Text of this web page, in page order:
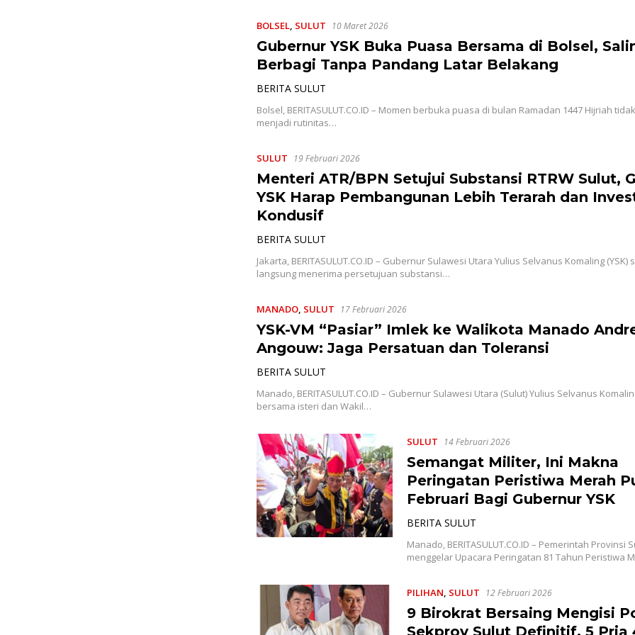
BOLSEL, SULUT 10 Maret 2026
Gubernur YSK Buka Puasa Bersama di Bolsel,
Berbagi Tanpa Pandang Latar Belakang
BERITA SULUT
Bolsel, BERITASULUT.CO.ID – Momen berbuka puasa di bulan Ramadan 1447 Hijriah
menjadi rutinitas…
SULUT 19 Februari 2026
Menteri ATR/BPN Setujui Substansi RTRW Sulut,
YSK Harap Pembangunan Lebih Terarah dan
Kondusif
BERITA SULUT
Jakarta, BERITASULUT.CO.ID – Gubernur Sulawesi Utara Yulius Selvanus Komaling (YSK)
langsung menerima persetujuan substansi…
MANADO, SULUT 17 Februari 2026
YSK-VM “Pasiar” Imlek ke Walikota Manado
Angouw: Jaga Persatuan dan Toleransi
BERITA SULUT
Manado, BERITASULUT.CO.ID – Gubernur Sulawesi Utara (Sulut) Yulius Selvanus
bersama isteri dan Wakil…
SULUT 14 Februari 2026
Semangat Militer, Ini Makna
Peringatan Peristiwa Merah
Februari Bagi Gubernur YSK
BERITA SULUT
Manado, BERITASULUT.CO.ID – Pemerintah Provinsi
menggelar Upacara Peringatan 81 Tahun Peristiwa
PILIHAN, SULUT 12 Februari 2026
9 Birokrat Bersaing Mengisi
Sekprov Sulut Definitif, 5 Pria